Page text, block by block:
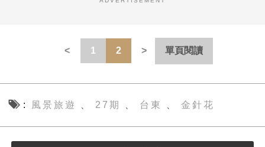
1 2 單頁閱讀
風景旅遊 27期 台東 金針花